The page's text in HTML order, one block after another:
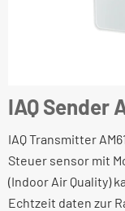
IAQ Sender
IAQ Transmitter
Steuer sensor mit
(Indoor Air Quality)
Echtzeit daten zur